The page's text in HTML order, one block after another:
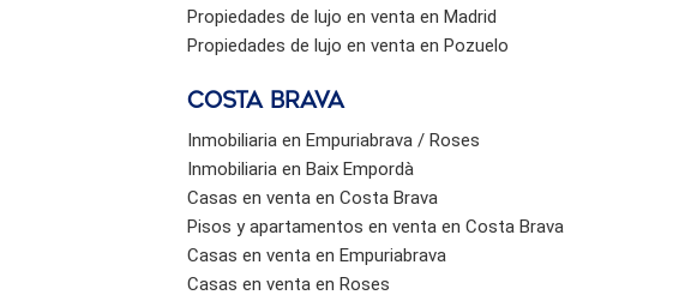
Propiedades de lujo en venta en Madrid
Propiedades de lujo en venta en Pozuelo
Costa brava
Inmobiliaria en Empuriabrava / Roses
Inmobiliaria en Baix Empordà
Casas en venta en Costa Brava
Pisos y apartamentos en venta en Costa Brava
Casas en venta en Empuriabrava
Casas en venta en Roses